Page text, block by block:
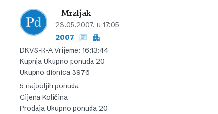
_Mrzljak_
23.05.2007. u 17:05
2007
DKVS-R-A Vrijeme: 16:13:44
Kupnja Ukupno ponuda 20
Ukupno dionica 3976
5 najboljih ponuda
Cijena Količina
Prodaja Ukupno ponuda 20